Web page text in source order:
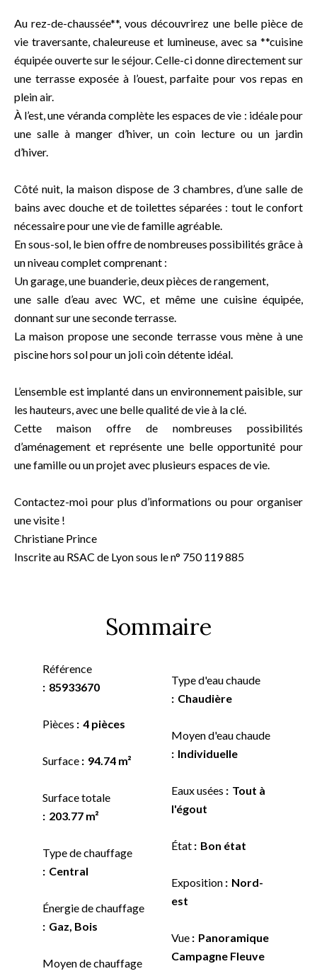
Au rez-de-chaussée**, vous découvrirez une belle pièce de
vie traversante, chaleureuse et lumineuse, avec sa **cuisine
équipée ouverte sur le séjour. Celle-ci donne directement sur
une terrasse exposée à l’ouest, parfaite pour vos repas en
plein air.
À l’est, une véranda complète les espaces de vie : idéale pour
une salle à manger d’hiver, un coin lecture ou un jardin
d’hiver.
Côté nuit, la maison dispose de 3 chambres, d’une salle de
bains avec douche et de toilettes séparées : tout le confort
nécessaire pour une vie de famille agréable.
En sous-sol, le bien offre de nombreuses possibilités grâce à
un niveau complet comprenant :
Un garage, une buanderie, deux pièces de rangement,
une salle d’eau avec WC, et même une cuisine équipée,
donnant sur une seconde terrasse.
La maison propose une seconde terrasse vous mène à une
piscine hors sol pour un joli coin détente idéal.
L’ensemble est implanté dans un environnement paisible, sur
les hauteurs, avec une belle qualité de vie à la clé.
Cette maison offre de nombreuses possibilités
d’aménagement et représente une belle opportunité pour
une famille ou un projet avec plusieurs espaces de vie.
Contactez-moi pour plus d’informations ou pour organiser
une visite !
Christiane Prince
Inscrite au RSAC de Lyon sous le n° 750 119 885
Sommaire
Référence
85933670
Pièces 4 pièces
Surface 94.74 m²
Surface totale
203.77 m²
Type de chauffage
Central
Énergie de chauffage
Gaz, Bois
Moyen de chauffage
Type d'eau chaude
Chaudière
Moyen d'eau chaude
Individuelle
Eaux usées
Tout à
l'égout
État Bon état
Exposition
Nord-
est
Vue
Panoramique
Campagne Fleuve